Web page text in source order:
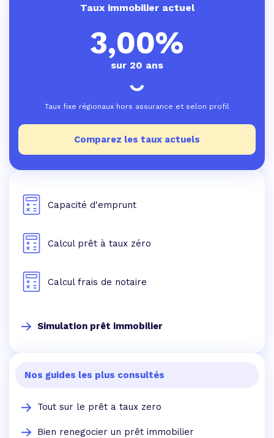
Taux immobilier actuel
3,00%
sur 20 ans
Taux fixe régionaux hors assurance et selon profil
Comparez les taux actuels
Capacité d'emprunt
Calcul prêt à taux zéro
Calcul frais de notaire
Simulation prêt immobilier
Nos guides les plus consultés
Tout sur le prêt a taux zero
Bien renegocier un prêt immobilier